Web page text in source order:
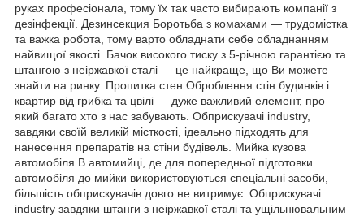
руках професіонала, тому їх так часто вибирають компанії з
дезінфекції. Дезинсекция Боротьба з комахами — трудомістка
та важка робота, тому варто обладнати себе обладнанням
найвищої якості. Бачок високого тиску з 5-річною гарантією та
штангою з неіржавкої сталі — це найкраще, що Ви можете
знайти на ринку. Пропитка стен Оброблення стін будинків і
квартир від грибка та цвілі — дуже важливий елемент, про
який багато хто з нас забувають. Обприскувачі industry,
завдяки своїй великій місткості, ідеально підходять для
нанесення препаратів на стіни будівель. Мийка кузова
автомобіля В автомийці, де для попередньої підготовки
автомобіля до мийки використовуються спеціальні засоби,
більшість обприскувачів довго не витримує. Обприскувачі
industry завдяки штанги з неіржавкої сталі та ущільнювальним